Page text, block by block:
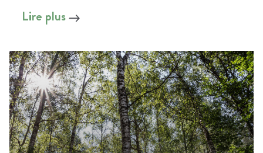
Lire plus